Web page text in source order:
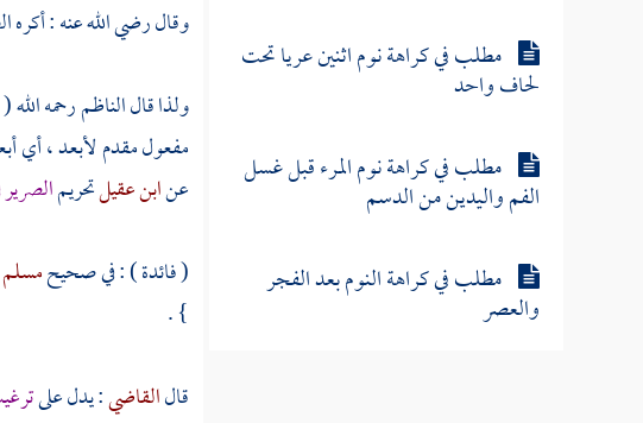
مطلب في كراهة نوم اثنين عريا تحت
لحاف واحد
مطلب في كراهة نوم المرء قبل غسل
الفم واليدين من الدسم
مطلب في كراهة النوم بعد الفجر
والعصر
وقال رضي الله عنه :
ولذا قالالناظمرحمه
مفعول مقدم لأبعد ، أي
عنابن عقيلتحريم
( فائدة ) : في صحيحمسلم
} .
قالالقاضي: يدل على